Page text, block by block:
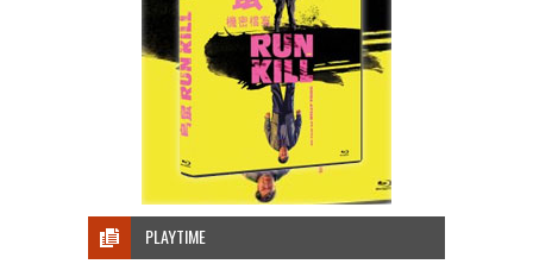
PLAYTIME